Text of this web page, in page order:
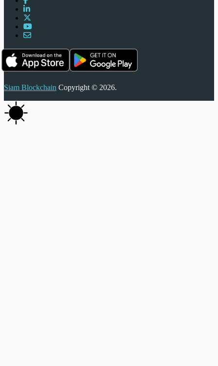
Siam Blockchain Copyright © 2026.